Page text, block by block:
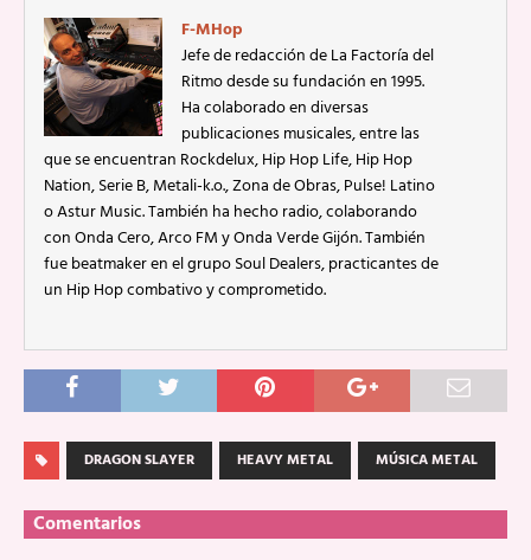
F-MHop
Jefe de redacción de La Factoría del
Ritmo desde su fundación en 1995.
Ha colaborado en diversas
publicaciones musicales, entre las
que se encuentran Rockdelux, Hip Hop Life, Hip Hop
Nation, Serie B, Metali-k.o., Zona de Obras, Pulse! Latino
o Astur Music. También ha hecho radio, colaborando
con Onda Cero, Arco FM y Onda Verde Gijón. También
fue beatmaker en el grupo Soul Dealers, practicantes de
un Hip Hop combativo y comprometido.
DRAGON SLAYER HEAVY METAL MÚSICA METAL
Comentarios